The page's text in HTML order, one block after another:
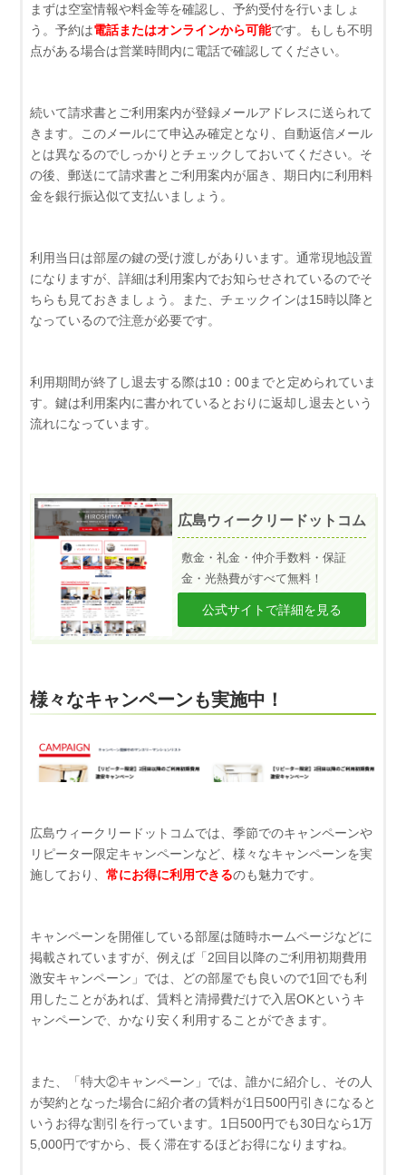
まずは空室情報や料金等を確認し、予約受付を行いましょ
う。予約は電話またはオンラインから可能です。もしも不明
点がある場合は営業時間内に電話で確認してください。
続いて請求書とご利用案内が登録メールアドレスに送られて
きます。このメールにて申込み確定となり、自動返信メール
とは異なるのでしっかりとチェックしておいてください。そ
の後、郵送にて請求書とご利用案内が届き、期日内に利用料
金を銀行振込似て支払いましょう。
利用当日は部屋の鍵の受け渡しがありいます。通常現地設置
になりますが、詳細は利用案内でお知らせされているのでそ
ちらも見ておきましょう。また、チェックインは15時以降と
なっているので注意が必要です。
利用期間が終了し退去する際は10：00までと定められていま
す。鍵は利用案内に書かれているとおりに返却し退去という
流れになっています。
広島ウィークリードットコム
敷金・礼金・仲介手数料・保証
金・光熱費がすべて無料！
公式サイトで詳細を見る
様々なキャンペーンも実施中！
広島ウィークリードットコムでは、季節でのキャンペーンや
リピーター限定キャンペーンなど、様々なキャンペーンを実
施しており、 常にお得に利用できるのも魅力です。
キャンペーンを開催している部屋は随時ホームページなどに
掲載されていますが、例えば「2回目以降のご利用初期費用
激安キャンペーン」では、どの部屋でも良いので1回でも利
用したことがあれば、賃料と清掃費だけで入居OKというキ
ャンペーンで、かなり安く利用することができます。
また、「特大②キャンペーン」では、誰かに紹介し、その人
が契約となった場合に紹介者の賃料が1日500円引きになると
いうお得な割引を行っています。1日500円でも30日なら1万
5,000円ですから、長く滞在するほどお得になりますね。